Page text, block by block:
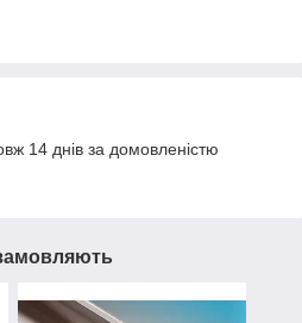
14 днів за домовленістю